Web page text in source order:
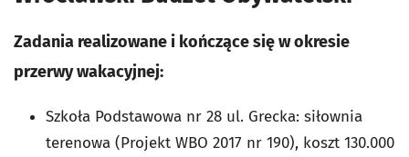
Zadania realizowane i kończące się w okresie
przerwy wakacyjnej:
Szkoła Podstawowa nr 28 ul. Grecka: siłownia
terenowa (Projekt WBO 2017 nr 190), koszt 130.000